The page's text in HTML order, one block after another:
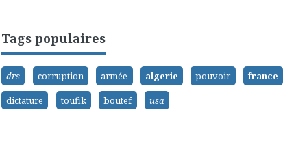
Tags populaires
drs corruption armée algerie pouvoir
france
dictature
toufik boutef usa